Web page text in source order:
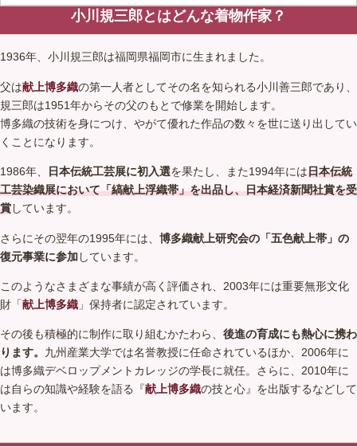
小川規三郎とはどんな着物作家？
1936年、小川規三郎は福岡県福岡市に生まれました。
父は献上博多織の第一人者としてその名を知られる小川善三郎であり、
規三郎は1951年からその父のもとで修業を開始します。
博多織の技術を身につけ、やがて優れた作品の数々を世に送り出してい
くことになります。
1986年、 日本伝統工芸展に初入選を果たし、また1994年には日本伝統
工芸染織展において「縞献上浮織帯」を出品し、日本経済新聞社賞を受
賞しています。
さらにその翌年の1995年には、 博多織献上研究会の「五色献上帯」の
復元事業に参加しています。
このようなさまざまな事績が高く評価され、2003年には重要無形文化
財「献上博多織 」保持者に認定されています。
その後も積極的に制作に取り組むかたわら、 後進の育成にも熱心に携わ
ります。 九州産業大学では名誉教授に任命されているほか、2006年に
は博多織デベロップメントカレッジの学長に就任。さらに、2010年に
は自らの知識や経験を語る『献上博多織の技と心』を出版するなどして
います。